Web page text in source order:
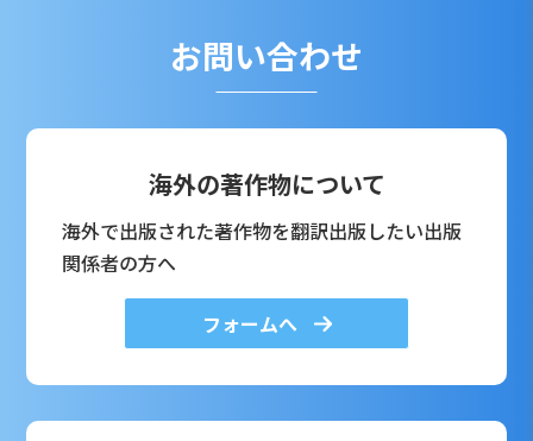
お問い合わせ
海外の著作物について
海外で出版された著作物を翻訳出版したい出版
関係者の方へ
フォームへ